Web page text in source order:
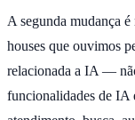
A segunda mudança
houses que ouvimos
relacionada a IA —
funcionalidades de IA